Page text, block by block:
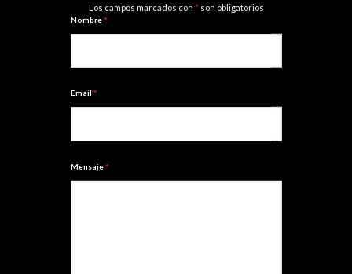
Los campos marcados con * son obligatorios
Nombre*
Email *
Mensaje*